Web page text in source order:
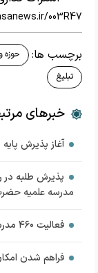
003R47
برچسب ها: حوزه
تبلیغ
خبرهای
آغاز پذیرش
پذیرش طلبه در
مدرسه علمیه
فعالیت ۴۶۰ مدرسه علمیه ویژه خواهران در سراسر کشور
فراهم شدن